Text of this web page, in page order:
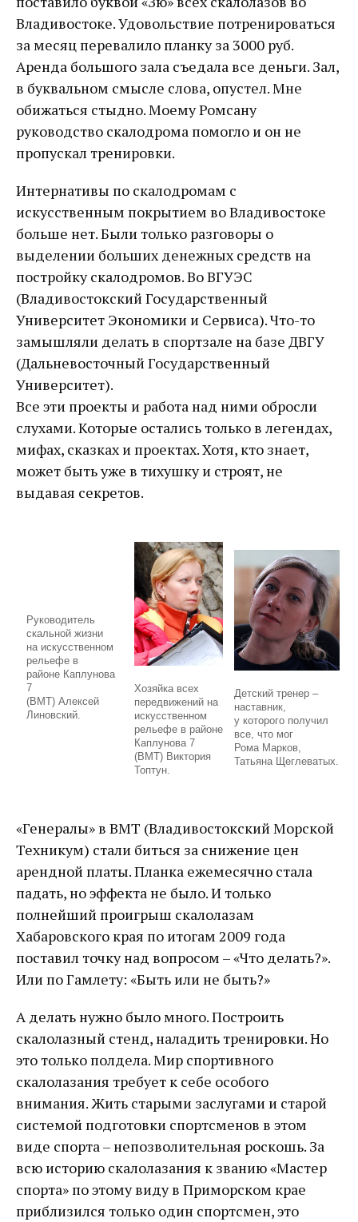
Владивостоке. Удовольствие потренироваться
за месяц перевалило планку за 3000 руб.
Аренда большого зала съедала все деньги. Зал,
в буквальном смысле слова, опустел. Мне
обижаться стыдно. Моему Ромсану
руководство скалодрома помогло и он не
пропускал тренировки.
Интернативы по скалодромам с
искусственным покрытием во Владивостоке
больше нет. Были только разговоры о
выделении больших денежных средств на
постройку скалодромов. Во ВГУЭС
(Владивостокский Государственный
Университет Экономики и Сервиса). Что-то
замышляли делать в спортзале на базе ДВГУ
(Дальневосточный Государственный
Университет).
Все эти проекты и работа над ними обросли
слухами. Которые остались только в легендах,
мифах, сказках и проектах. Хотя, кто знает,
может быть уже в тихушку и строят, не
выдавая секретов.
Руководитель
скальной жизни
на искусственном
рельефе в
районе Каплунова
7
(ВМТ) Алексей
Линовский.
Хозяйка всех
передвижений на
искусственном
рельефе в районе
Каплунова 7
(ВМТ) Виктория
Топтун.
Детский тренер –
наставник,
у которого получил
все, что мог
Рома Марков,
Татьяна Щеглеватых.
«Генералы» в ВМТ (Владивостокский Морской
Техникум) стали биться за снижение цен
арендной платы. Планка ежемесячно стала
падать, но эффекта не было. И только
полнейший проигрыш скалолазам
Хабаровского края по итогам 2009 года
поставил точку над вопросом – «Что делать?».
Или по Гамлету: «Быть или не быть?»
А делать нужно было много. Построить
скалолазный стенд, наладить тренировки. Но
это только полдела. Мир спортивного
скалолазания требует к себе особого
внимания. Жить старыми заслугами и старой
системой подготовки спортсменов в этом
виде спорта – непозволительная роскошь. За
всю историю скалолазания к званию «Мастер
спорта» по этому виду в Приморском крае
приблизился только один спортсмен, это